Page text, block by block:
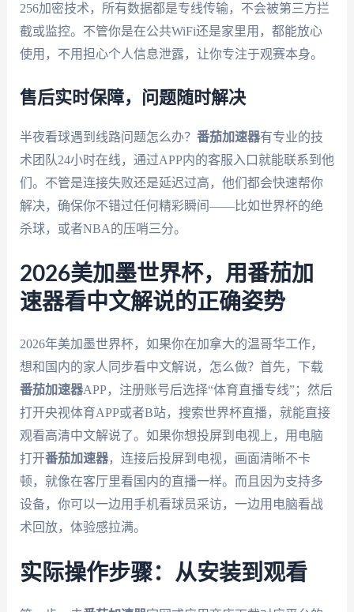
256加密技术，所有数据都是专线传输，不会被第三方拦
截或监控。不管你是在公共WiFi还是家里用，都能放心
使用，不用担心个人信息泄露，让你专注于观赛本身。
售后实时保障，问题随时解决
半夜看球遇到线路问题怎么办？ 番茄加速器有专业的技
术团队24小时在线，通过APP内的客服入口就能联系到他
们。不管是连接失败还是延迟过高，他们都会快速帮你
解决，确保你不错过任何精彩瞬间——比如世界杯的绝
杀球，或者NBA的压哨三分。
2026美加墨世界杯，用番茄加
速器看中文解说的正确姿势
2026年美加墨世界杯，如果你在加拿大的温哥华工作，
想和国内的家人同步看中文解说，怎么做？首先，下载
番茄加速器APP，注册账号后选择“体育直播专线”；然后
打开央视体育APP或者B站，搜索世界杯直播，就能直接
观看高清中文解说了。如果你想投屏到电视上，用电脑
打开番茄加速器，连接后投屏到电视，画面清晰不卡
顿，就像在客厅里看国内的直播一样。而且因为支持多
设备，你可以一边用手机看球员采访，一边用电脑看战
术回放，体验感拉满。
实际操作步骤：从安装到观看